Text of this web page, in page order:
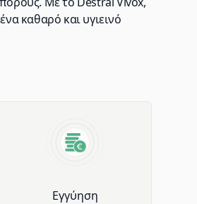
καθαρό και υγιεινό
Eγγύηση